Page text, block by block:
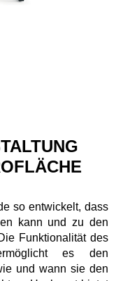
so entwickelt, dass
kann und zu den
Funktionalität des
es den
und wann sie den